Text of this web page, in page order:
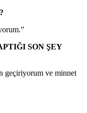
SON ŞEY
geçiriyorum ve minnet